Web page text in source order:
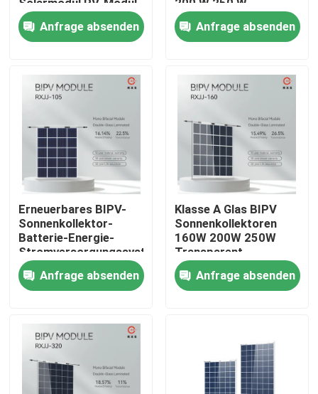
Über uns
Kontakte
Solar-PV-Modul
Sonnenkollektoren der hohen Leistung
BIPV-Sonnenkollektoren
Standardsonnenkollektor
BIPV-Modul
Solarmodul PV-Modul
Anfrage absenden
200 W 250 W
Solarmodul
Anfrage absenden
Erneuerbares BIPV-
Sonnenkollektor-
Batterie-Energie-
Stromversorgungssystem
300W für
Hauptcarport
Anfrage absenden
Klasse A Glas BIPV
Sonnenkollektoren
160W 200W 250W
Transparent
Anpassbar
Anfrage absenden